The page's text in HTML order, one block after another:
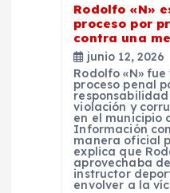
Rodolfo «N»
proceso por
contra una
junio 12, 2026
Rodolfo «N»
proceso penal
violación y
en el municipio
Información
manera oficial
explica que
aprovechaba
instructor
envolver a la